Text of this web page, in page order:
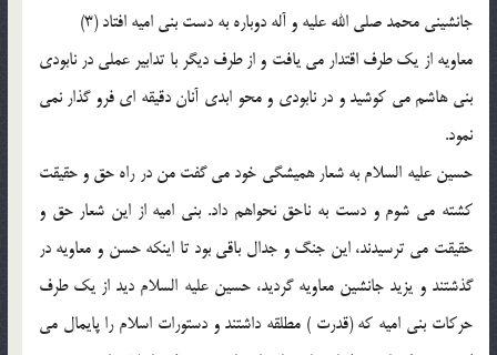
جانشينى محمد صلى الله عليه و آله دوباره به دست بنى اميه افتاد (3)
معاويه از يك طرف اقتدار مى يافت و از طرف ديگر با تدابير عملى در نابودى
بنى هاشم مى كوشيد و در نابودى و محو ابدى آنان دقيقه اى فرو گذار نمى
نمود.
حسين عليه السلام به شعار هميشگى خود مى گفت من در راه حق و حقيقت
كشته مى شوم و دست به ناحق نحواهم داد. بنى اميه از اين شعار حق و
حقيقت مى ترسيدند، اين جنگ و جدال باقى بود تا اينكه حسن و معاويه در
گذشتند و يزيد جانشين معاويه گرديد، حسين عليه السلام ديد از يك طرف
حركات بنى اميه كه (قدرت ) مطلقه داشتند و دستورات اسلام را پايمال مى